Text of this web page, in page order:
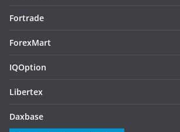
Fortrade
ForexMart
IQOption
Libertex
Daxbase